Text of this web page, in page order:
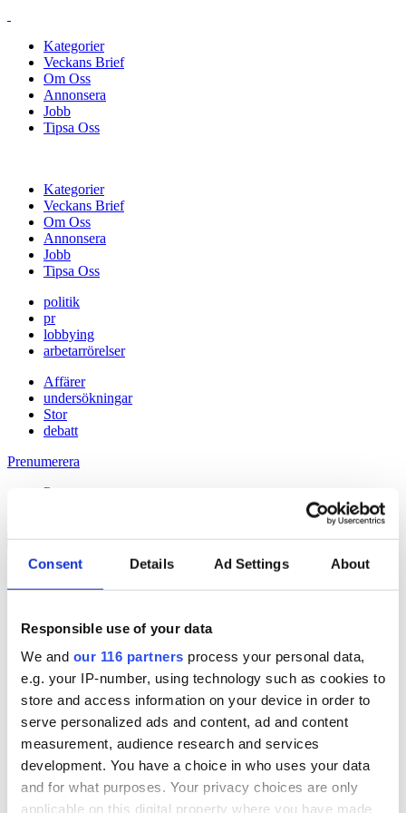
Consent Details Ad Settings About
Responsible use of your data
We and our 116 partners process your personal data,
e.g. your IP-number, using technology such as cookies to
store and access information on your device in order to
serve personalized ads and content, ad and content
measurement, audience research and services
development. You have a choice in who uses your data
and for what purposes. Your privacy choices are only
applicable on this digital property where you have made
Kategorier
Veckans Brief
Om Oss
Annonsera
Jobb
Tipsa Oss
Kategorier
Veckans Brief
Om Oss
Annonsera
Jobb
Tipsa Oss
politik
pr
lobbying
arbetarrörelser
Affärer
undersökningar
Stor
debatt
Prenumerera
Prenumerera
15 Dec 2009
Företagsrådgivare JKL:s nya giv
Håll dig uppdaterad med
Veckans Brief!
Få exklusiv tillgång till Veckans Brief, den essentiella läsningen för
alla som driver opinionsbildning och samhällsförändring, genom en
prenumeration på Dagens Opinion.
Grundprenumeration